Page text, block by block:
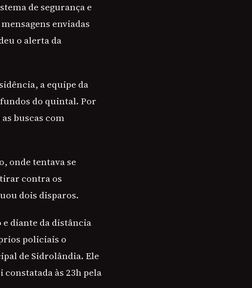
de segurança e
enviadas
o alerta da
a equipe da
do quintal. Por
buscas com
onde tentava se
contra os
dois disparos.
diante da distância
policiais o
de Sidrolândia. Ele
às 23h pela